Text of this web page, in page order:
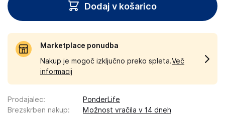
Dodaj v košarico
Marketplace ponudba
Nakup je mogoč izključno preko spleta.Več
informacij
Prodajalec:
PonderLife
Brezskrben nakup: Možnost vračila v 14 dneh